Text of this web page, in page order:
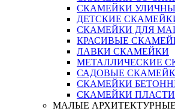
СКАМЕЙКИ
ДЕТСКИЕ
СКАМЕЙКИ ДЛЯ
КРАСИВЫЕ
ЛАВКИ СКАМЕЙКИ
МЕТАЛЛИЧЕСКИЕ
САДОВЫЕ
СКАМЕЙКИ
СКАМЕЙКИ
МАЛЫЕ